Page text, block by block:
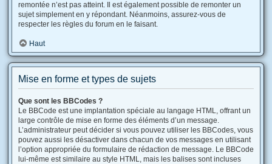
remontée n’est pas atteint. Il est également possible de remonter un
sujet simplement en y répondant. Néanmoins, assurez-vous de
respecter les règles du forum en le faisant.
Haut
Mise en forme et types de sujets
Que sont les BBCodes ?
Le BBCode est une implantation spéciale au langage HTML, offrant un
large contrôle de mise en forme des éléments d’un message.
L’administrateur peut décider si vous pouvez utiliser les BBCodes, vous
pouvez aussi les désactiver dans chacun de vos messages en utilisant
l’option appropriée du formulaire de rédaction de message. Le BBCode
lui-même est similaire au style HTML, mais les balises sont incluses